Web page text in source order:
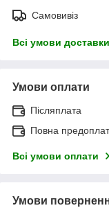
Самовивіз
Всі умови доставки
Умови оплати
Післяплата
Повна
Всі умови оплати
Умови